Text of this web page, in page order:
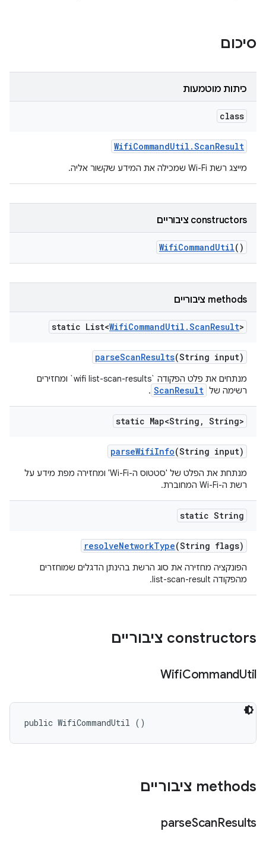
סיכום
כיתות מוטמעות
class
WifiCommandUtil .ScanResult
מייצג רשת Wi-Fi שמכילה את המידע שקשור אליה.
‫constructors ציבוריים
WifiCommandUtil()
‫methods ציבוריים
static List<WifiCommandUtil .ScanResult>
parseScanResults(String input)
מנתחים את פלט הפקודה `wifi list-scan-results` ומחזירים
רשימה של ScanResult
.
static Map<String , String>
parseWifiInfo(String input)
מנתחת את הפלט של 'סטטוס ה-Wi-Fi' ומחזירה מפת מידע על
רשת ה-Wi-Fi המחוברת.
static String
resolveNetworkType(String flags)
הפונקציה מחזירה את סוג הרשת בהינתן הדגלים שמוחזרים
מהפקודה list-scan-result.
‫constructors ציבוריים
WifiCommandUtil
public WifiCommandUtil ()
‫methods ציבוריים
parseScanResults